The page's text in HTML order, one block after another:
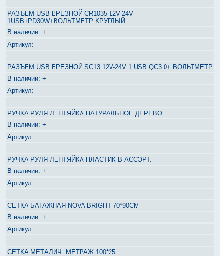
РАЗЪЕМ USB ВРЕЗНОЙ CR1035 12V-24V
1USB+PD30W+ВОЛЬТМЕТР КРУГЛЫЙ
+
РАЗЪЕМ USB ВРЕЗНОЙ SC13 12V-24V 1 USB QC3.0+ ВОЛЬТМЕТР
+
РУЧКА РУЛЯ ЛЕНТЯЙКА НАТУРАЛЬНОЕ ДЕРЕВО
+
РУЧКА РУЛЯ ЛЕНТЯЙКА ПЛАСТИК В АССОРТ.
+
СЕТКА БАГАЖНАЯ NOVA BRIGHT 70*90СМ
+
СЕТКА МЕТАЛИЧ. МЕТРАЖ 100*25